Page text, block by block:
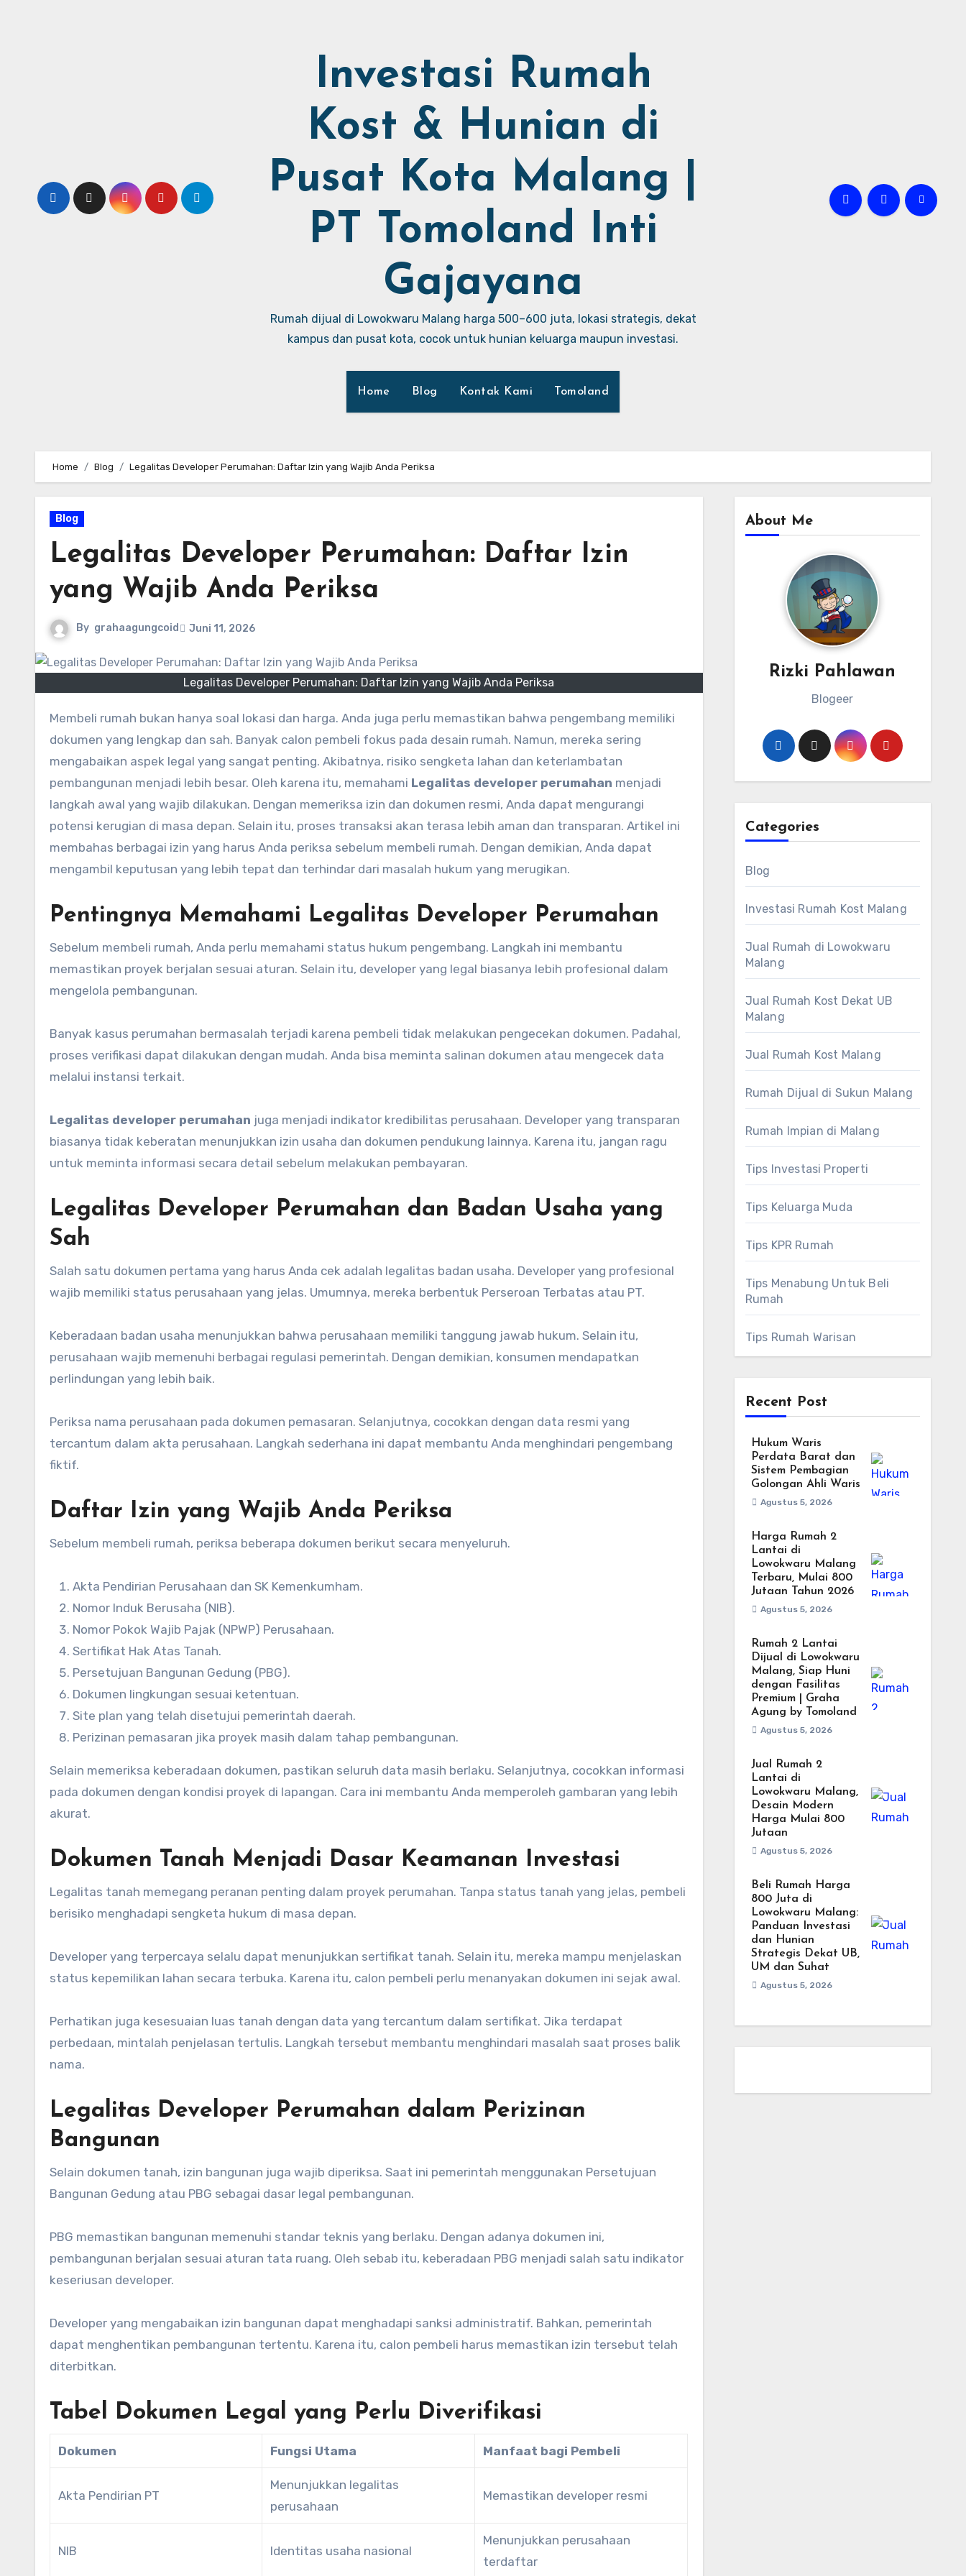
Investasi Rumah
Kost & Hunian di
Pusat Kota Malang |
PT Tomoland Inti
Gajayana
Rumah dijual di Lowokwaru Malang harga 500–600 juta, lokasi strategis, dekat
kampus dan pusat kota, cocok untuk hunian keluarga maupun investasi.
Home Blog Kontak Kami Tomoland
Home Blog Legalitas Developer Perumahan: Daftar Izin yang Wajib Anda Periksa
Blog
Legalitas Developer Perumahan: Daftar Izin
yang Wajib Anda Periksa
By grahaagungcoid Juni 11, 2026
Legalitas Developer Perumahan: Daftar Izin yang Wajib Anda Periksa
Membeli rumah bukan hanya soal lokasi dan harga. Anda juga perlu memastikan bahwa pengembang memiliki
dokumen yang lengkap dan sah. Banyak calon pembeli fokus pada desain rumah. Namun, mereka sering
mengabaikan aspek legal yang sangat penting. Akibatnya, risiko sengketa lahan dan keterlambatan
pembangunan menjadi lebih besar. Oleh karena itu, memahami Legalitas developer perumahan menjadi
langkah awal yang wajib dilakukan. Dengan memeriksa izin dan dokumen resmi, Anda dapat mengurangi
potensi kerugian di masa depan. Selain itu, proses transaksi akan terasa lebih aman dan transparan. Artikel ini
membahas berbagai izin yang harus Anda periksa sebelum membeli rumah. Dengan demikian, Anda dapat
mengambil keputusan yang lebih tepat dan terhindar dari masalah hukum yang merugikan.
Pentingnya Memahami Legalitas Developer Perumahan
Sebelum membeli rumah, Anda perlu memahami status hukum pengembang. Langkah ini membantu
memastikan proyek berjalan sesuai aturan. Selain itu, developer yang legal biasanya lebih profesional dalam
mengelola pembangunan.
Banyak kasus perumahan bermasalah terjadi karena pembeli tidak melakukan pengecekan dokumen. Padahal,
proses verifikasi dapat dilakukan dengan mudah. Anda bisa meminta salinan dokumen atau mengecek data
melalui instansi terkait.
Legalitas developer perumahan juga menjadi indikator kredibilitas perusahaan. Developer yang transparan
biasanya tidak keberatan menunjukkan izin usaha dan dokumen pendukung lainnya. Karena itu, jangan ragu
untuk meminta informasi secara detail sebelum melakukan pembayaran.
Legalitas Developer Perumahan dan Badan Usaha yang
Sah
Salah satu dokumen pertama yang harus Anda cek adalah legalitas badan usaha. Developer yang profesional
wajib memiliki status perusahaan yang jelas. Umumnya, mereka berbentuk Perseroan Terbatas atau PT.
Keberadaan badan usaha menunjukkan bahwa perusahaan memiliki tanggung jawab hukum. Selain itu,
perusahaan wajib memenuhi berbagai regulasi pemerintah. Dengan demikian, konsumen mendapatkan
perlindungan yang lebih baik.
Periksa nama perusahaan pada dokumen pemasaran. Selanjutnya, cocokkan dengan data resmi yang
tercantum dalam akta perusahaan. Langkah sederhana ini dapat membantu Anda menghindari pengembang
fiktif.
Daftar Izin yang Wajib Anda Periksa
Sebelum membeli rumah, periksa beberapa dokumen berikut secara menyeluruh.
Akta Pendirian Perusahaan dan SK Kemenkumham.
Nomor Induk Berusaha (NIB).
Nomor Pokok Wajib Pajak (NPWP) Perusahaan.
Sertifikat Hak Atas Tanah.
Persetujuan Bangunan Gedung (PBG).
Dokumen lingkungan sesuai ketentuan.
Site plan yang telah disetujui pemerintah daerah.
Perizinan pemasaran jika proyek masih dalam tahap pembangunan.
Selain memeriksa keberadaan dokumen, pastikan seluruh data masih berlaku. Selanjutnya, cocokkan informasi
pada dokumen dengan kondisi proyek di lapangan. Cara ini membantu Anda memperoleh gambaran yang lebih
akurat.
Dokumen Tanah Menjadi Dasar Keamanan Investasi
Legalitas tanah memegang peranan penting dalam proyek perumahan. Tanpa status tanah yang jelas, pembeli
berisiko menghadapi sengketa hukum di masa depan.
Developer yang terpercaya selalu dapat menunjukkan sertifikat tanah. Selain itu, mereka mampu menjelaskan
status kepemilikan lahan secara terbuka. Karena itu, calon pembeli perlu menanyakan dokumen ini sejak awal.
Perhatikan juga kesesuaian luas tanah dengan data yang tercantum dalam sertifikat. Jika terdapat
perbedaan, mintalah penjelasan tertulis. Langkah tersebut membantu menghindari masalah saat proses balik
nama.
Legalitas Developer Perumahan dalam Perizinan
Bangunan
Selain dokumen tanah, izin bangunan juga wajib diperiksa. Saat ini pemerintah menggunakan Persetujuan
Bangunan Gedung atau PBG sebagai dasar legal pembangunan.
PBG memastikan bangunan memenuhi standar teknis yang berlaku. Dengan adanya dokumen ini,
pembangunan berjalan sesuai aturan tata ruang. Oleh sebab itu, keberadaan PBG menjadi salah satu indikator
keseriusan developer.
Developer yang mengabaikan izin bangunan dapat menghadapi sanksi administratif. Bahkan, pemerintah
dapat menghentikan pembangunan tertentu. Karena itu, calon pembeli harus memastikan izin tersebut telah
diterbitkan.
Tabel Dokumen Legal yang Perlu Diverifikasi
Dokumen Fungsi Utama Manfaat bagi Pembeli
Akta Pendirian PT
Menunjukkan legalitas
perusahaan
Memastikan developer resmi
NIB Identitas usaha nasional
Menunjukkan perusahaan
terdaftar
About Me
Rizki Pahlawan
Blogeer
Categories
Blog
Investasi Rumah Kost Malang
Jual Rumah di Lowokwaru
Malang
Jual Rumah Kost Dekat UB
Malang
Jual Rumah Kost Malang
Rumah Dijual di Sukun Malang
Rumah Impian di Malang
Tips Investasi Properti
Tips Keluarga Muda
Tips KPR Rumah
Tips Menabung Untuk Beli
Rumah
Tips Rumah Warisan
Recent Post
Hukum Waris
Perdata Barat dan
Sistem Pembagian
Golongan Ahli Waris
Agustus 5, 2026
Harga Rumah 2
Lantai di
Lowokwaru Malang
Terbaru, Mulai 800
Jutaan Tahun 2026
Agustus 5, 2026
Rumah 2 Lantai
Dijual di Lowokwaru
Malang, Siap Huni
dengan Fasilitas
Premium | Graha
Agung by Tomoland
Agustus 5, 2026
Jual Rumah 2
Lantai di
Lowokwaru Malang,
Desain Modern
Harga Mulai 800
Jutaan
Agustus 5, 2026
Beli Rumah Harga
800 Juta di
Lowokwaru Malang:
Panduan Investasi
dan Hunian
Strategis Dekat UB,
UM dan Suhat
Agustus 5, 2026